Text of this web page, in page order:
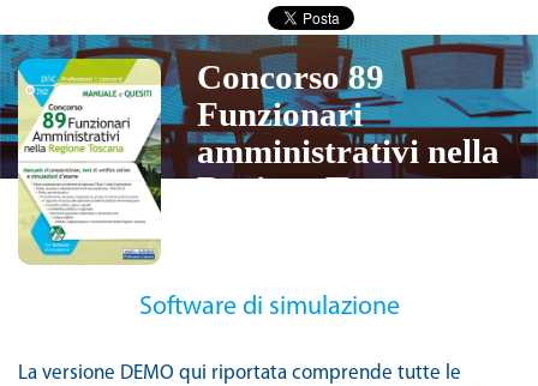
Concorso 89
Funzionari
amministrativi nella
Regione Toscana
Software di simulazione
La versione DEMO qui riportata comprende tutte le